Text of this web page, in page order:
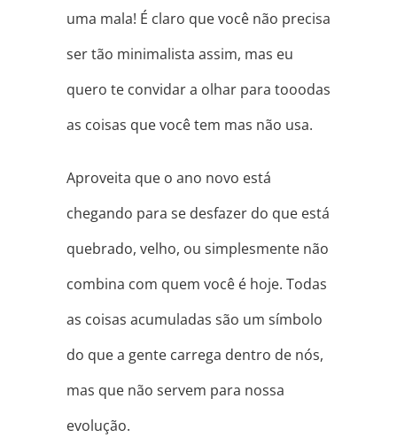
uma mala! É claro que você não precisa
ser tão minimalista assim, mas eu
quero te convidar a olhar para tooodas
as coisas que você tem mas não usa.
Aproveita que o ano novo está
chegando para se desfazer do que está
quebrado, velho, ou simplesmente não
combina com quem você é hoje. Todas
as coisas acumuladas são um símbolo
do que a gente carrega dentro de nós,
mas que não servem para nossa
evolução.